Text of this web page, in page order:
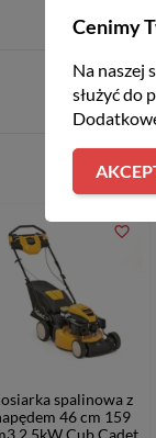
spalinowa z
46 cm 159
2,5kW Cub Cadet
favorite_border
Cenimy
Na naszej
służyć do